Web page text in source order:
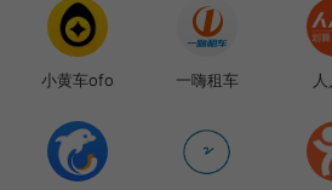
小黄车ofo 一嗨租车